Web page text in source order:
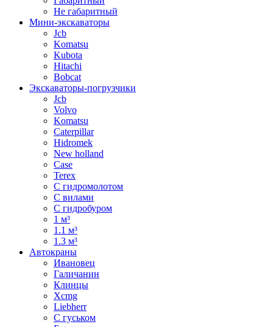
Не габаритный
Мини-экскаваторы
Jcb
Komatsu
Kubota
Hitachi
Bobcat
Экскаваторы-погрузчики
Jcb
Volvo
Komatsu
Caterpillar
Hidromek
New holland
Case
Terex
С гидромолотом
С вилами
С гидробуром
1 м³
1.1 м³
1.3 м³
Автокраны
Ивановец
Галичанин
Клинцы
Xcmg
Liebherr
С гуськом